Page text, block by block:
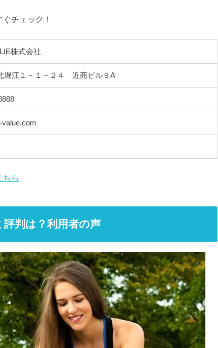
チェック！
株式会社
堀江１－１－２４ 近商ビル９A
ちら
判は？利用者の声